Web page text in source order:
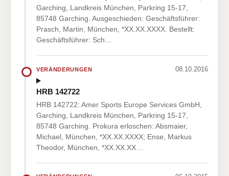
Garching, Landkreis München, Parkring 15-17,
85748 Garching. Ausgeschieden: Geschäftsführer:
Prasch, Martin, München, *XX.XX.XXXX. Bestellt:
Geschäftsführer: Sch…
VERÄNDERUNGEN 08.10.2016
HRB 142722
HRB 142722: Amer Sports Europe Services GmbH,
Garching, Landkreis München, Parkring 15-17,
85748 Garching. Prokura erloschen: Absmaier,
Michael, München, *XX.XX.XXXX; Ense, Markus
Theodor, München, *XX.XX.XX…